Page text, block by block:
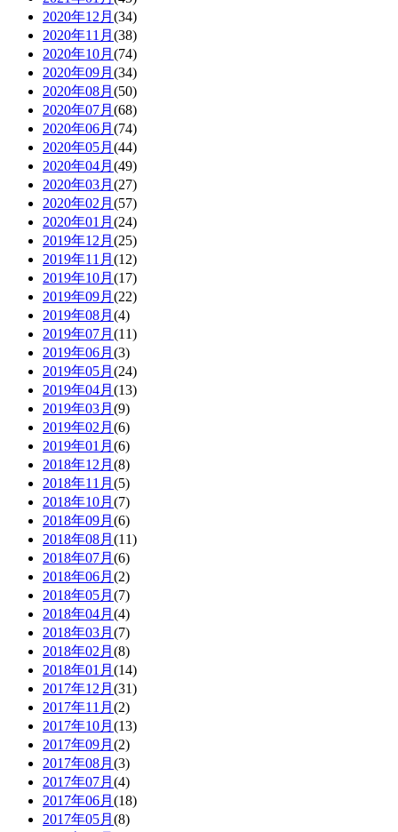
2020年12月 (34)
2020年11月 (38)
2020年10月 (74)
2020年09月 (34)
2020年08月 (50)
2020年07月 (68)
2020年06月 (74)
2020年05月 (44)
2020年04月 (49)
2020年03月 (27)
2020年02月 (57)
2020年01月 (24)
2019年12月 (25)
2019年11月 (12)
2019年10月 (17)
2019年09月 (22)
2019年08月 (4)
2019年07月 (11)
2019年06月 (3)
2019年05月 (24)
2019年04月 (13)
2019年03月 (9)
2019年02月 (6)
2019年01月 (6)
2018年12月 (8)
2018年11月 (5)
2018年10月 (7)
2018年09月 (6)
2018年08月 (11)
2018年07月 (6)
2018年06月 (2)
2018年05月 (7)
2018年04月 (4)
2018年03月 (7)
2018年02月 (8)
2018年01月 (14)
2017年12月 (31)
2017年11月 (2)
2017年10月 (13)
2017年09月 (2)
2017年08月 (3)
2017年07月 (4)
2017年06月 (18)
2017年05月 (8)